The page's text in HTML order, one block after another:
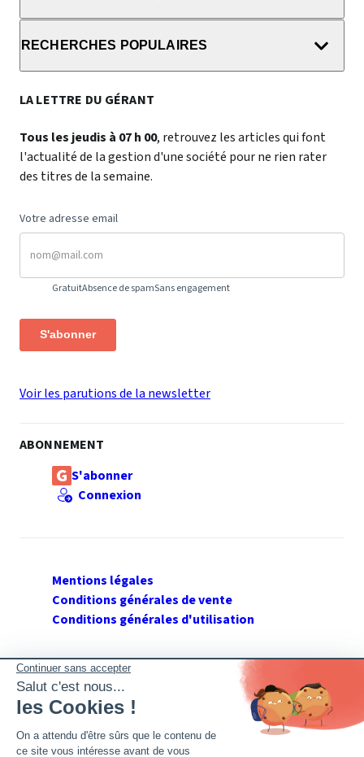
RECHERCHES POPULAIRES
LA LETTRE DU GÉRANT
Tous les jeudis à 07 h 00, retrouvez les articles qui font
l'actualité de la gestion d'une société pour ne rien rater
des titres de la semaine.
Votre adresse email
GratuitAbsence de spamSans engagement
S'abonner
Voir les parutions de la newsletter
ABONNEMENT
S'abonner
Connexion
Mentions légales
Conditions générales de vente
Conditions générales d'utilisation
SUIVEZ GERANT DE SARL